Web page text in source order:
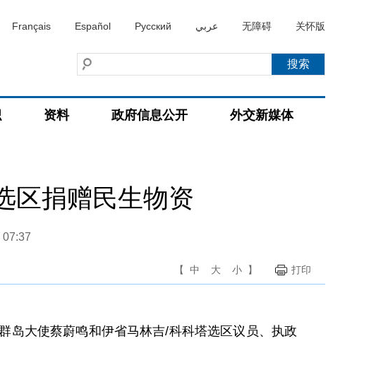
Français Español Русский عربي 无障碍 关怀版
资料 政府信息公开 外交新媒体
区捐赠民生物资
07:37
【 中 大 小 】 打印
岛大使蔡蔚鸣和伊省马林吉/科科塔选区议员、执政